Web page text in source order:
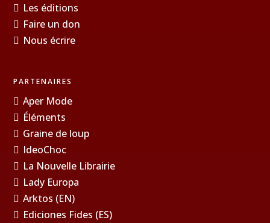
Les éditions
Faire un don
Nous écrire
PARTENAIRES
Aper Mode
Éléments
Graine de loup
IdeoChoc
La Nouvelle Librairie
Lady Europa
Arktos (EN)
Ediciones Fides (ES)